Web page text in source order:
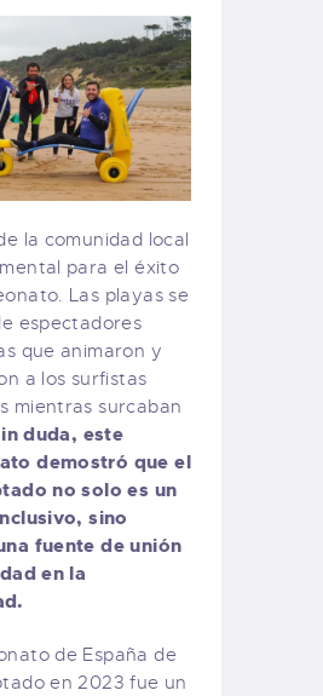
la comunidad local
para el éxito
Las playas se
espectadores
que animaron y
a los surfistas
mientras surcaban
duda, este
demostró que el
no solo es un
sino
fuente de unión
en la
de España de
en 2023 fue un